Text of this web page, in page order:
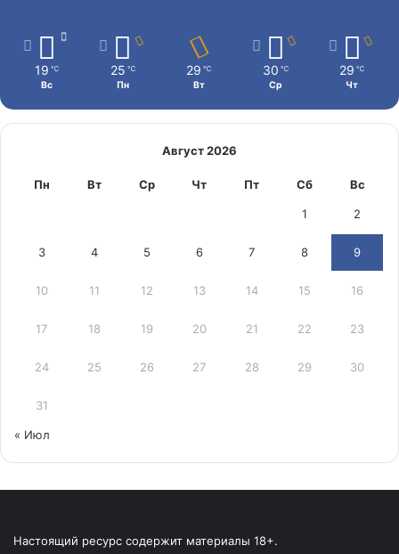
19 ℃
Вс
25 ℃
Пн
29 ℃
Вт
30 ℃
Ср
29 ℃
Чт
Август 2026
Пн Вт Ср Чт Пт Сб Вс
1 2
3 4 5 6 7 8 9
10 11 12 13 14 15 16
17 18 19 20 21 22 23
24 25 26 27 28 29 30
31
« Июл
Настоящий ресурс содержит материалы 18+.